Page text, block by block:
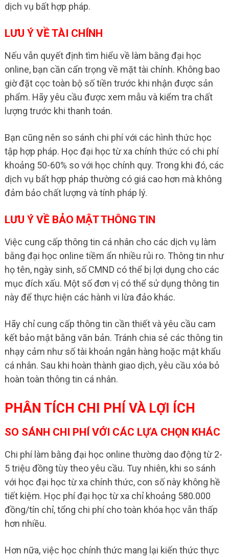
dịch vụ bất hợp pháp.
LƯU Ý VỀ TÀI CHÍNH
Nếu vẫn quyết định tìm hiểu về làm bằng đại học
online, bạn cần cẩn trọng về mặt tài chính. Không bao
giờ đặt cọc toàn bộ số tiền trước khi nhận được sản
phẩm. Hãy yêu cầu được xem mẫu và kiểm tra chất
lượng trước khi thanh toán.
Bạn cũng nên so sánh chi phí với các hình thức học
tập hợp pháp. Học đại học từ xa chính thức có chi phí
khoảng 50-60% so với học chính quy. Trong khi đó, các
dịch vụ bất hợp pháp thường có giá cao hơn mà không
đảm bảo chất lượng và tính pháp lý.
LƯU Ý VỀ BẢO MẬT THÔNG TIN
Việc cung cấp thông tin cá nhân cho các dịch vụ làm
bằng đại học online tiềm ẩn nhiều rủi ro. Thông tin như
họ tên, ngày sinh, số CMND có thể bị lợi dụng cho các
mục đích xấu. Một số đơn vị có thể sử dụng thông tin
này để thực hiện các hành vi lừa đảo khác.
Hãy chỉ cung cấp thông tin cần thiết và yêu cầu cam
kết bảo mật bằng văn bản. Tránh chia sẻ các thông tin
nhạy cảm như số tài khoản ngân hàng hoặc mật khẩu
cá nhân. Sau khi hoàn thành giao dịch, yêu cầu xóa bỏ
hoàn toàn thông tin cá nhân.
PHÂN TÍCH CHI PHÍ VÀ LỢI ÍCH
SO SÁNH CHI PHÍ VỚI CÁC LỰA CHỌN KHÁC
Chi phí làm bằng đại học online thường dao động từ 2-
5 triệu đồng tùy theo yêu cầu. Tuy nhiên, khi so sánh
với học đại học từ xa chính thức, con số này không hề
tiết kiệm. Học phí đại học từ xa chỉ khoảng 580.000
đồng/tín chỉ, tổng chi phí cho toàn khóa học vẫn thấp
hơn nhiều.
Hơn nữa, việc học chính thức mang lại kiến thức thực